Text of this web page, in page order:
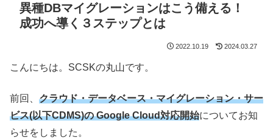
異種DBマイグレーションはこう備える！
成功へ導く３ステップとは
2022.10.19 2024.03.27
こんにちは。SCSKの丸山です。
前回、 クラウド・データベース・マイグレーション・サー
ビス(以下CDMS)の Google Cloud対応開始についてお知
らせをしました。